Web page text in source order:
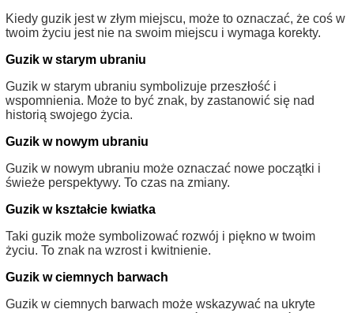
Kiedy guzik jest w złym miejscu, może to oznaczać, że coś w
twoim życiu jest nie na swoim miejscu i wymaga korekty.
Guzik w starym ubraniu
Guzik w starym ubraniu symbolizuje przeszłość i
wspomnienia. Może to być znak, by zastanowić się nad
historią swojego życia.
Guzik w nowym ubraniu
Guzik w nowym ubraniu może oznaczać nowe początki i
świeże perspektywy. To czas na zmiany.
Guzik w kształcie kwiatka
Taki guzik może symbolizować rozwój i piękno w twoim
życiu. To znak na wzrost i kwitnienie.
Guzik w ciemnych barwach
Guzik w ciemnych barwach może wskazywać na ukryte